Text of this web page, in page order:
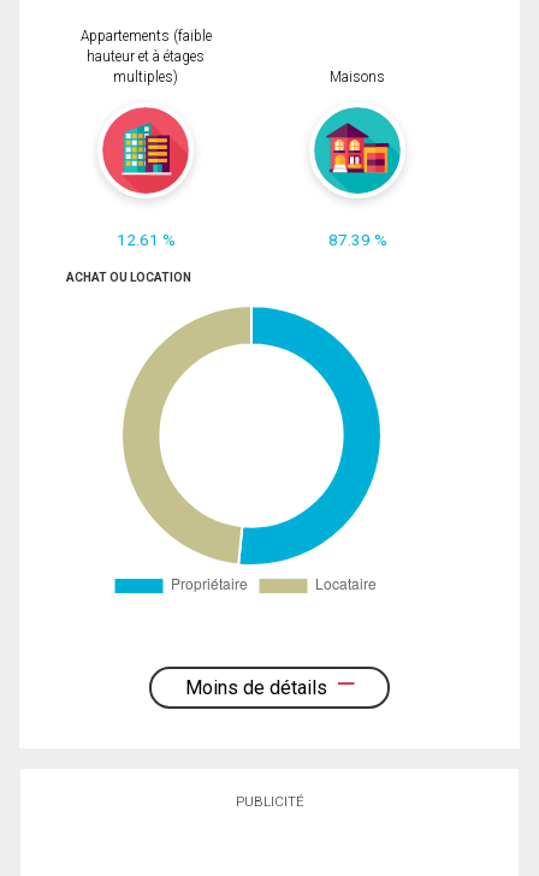
Appartements (faible
hauteur et à étages
multiples)
12.61 %
Maisons
87.39 %
ACHAT OU LOCATION
Moins de détails
PUBLICITÉ